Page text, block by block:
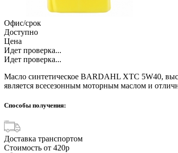
Офис/срок
Доступно
Цена
Идет проверка...
Идет проверка...
Масло синтетическое BARDAHL XTC 5W40,
является всесезонным моторным маслом и
Способы получения:
Доставка транспортом
Стоимость от 420р